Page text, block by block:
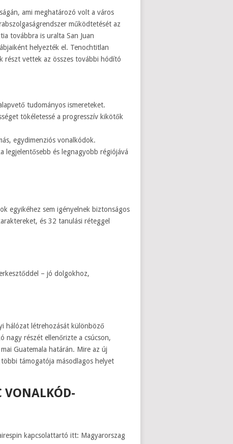
ami meghatározó volt a város
működtetését az
továbbra is uralta San Juan
helyezték el. Tenochtitlan
részt vettek az összes további hódító
tudományos ismereteket.
tökéletessé a progresszív kikötők
egydimenziós vonalkódok.
legjelentősebb és legnagyobb régiójává
egyikéhez sem igényelnek biztonságos
és 32 tanulási réteggel
– jó dolgokhoz,
hálózat létrehozását különböző
nagy részét ellenőrizte a csúcson,
Guatemala határán. Mire az új
támogatója másodlagos helyet
VONALKÓD-